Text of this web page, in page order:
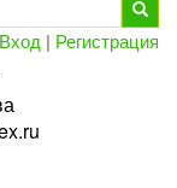
Вход | Регистрация